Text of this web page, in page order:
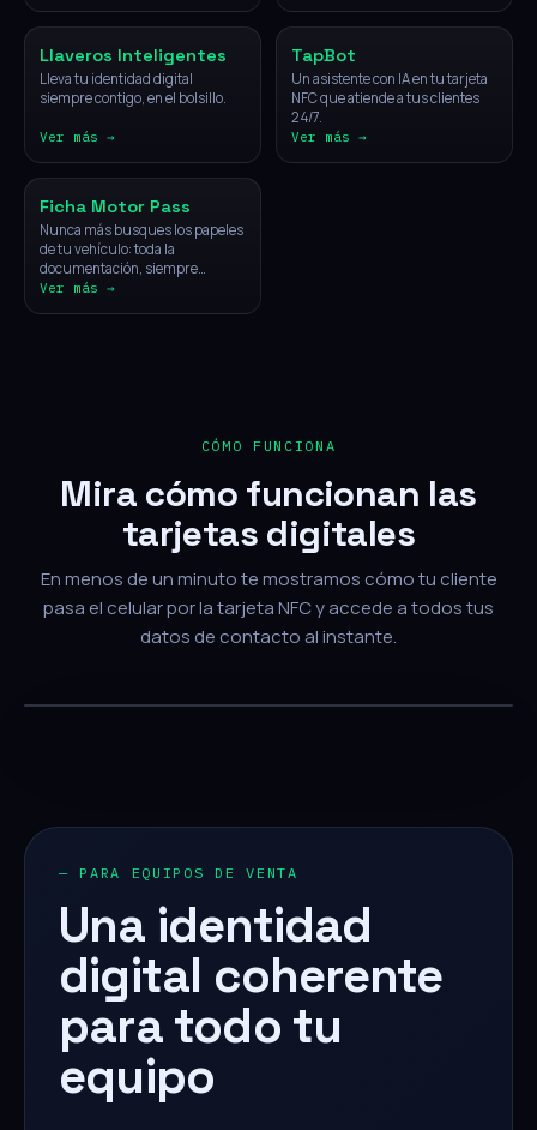
NFC
Llaveros Inteligentes
Lleva tu identidad digital
siempre contigo, en el bolsillo.
Ver más →
IA
TapBot
Un asistente con IA en tu tarjeta
NFC que atiende a tus clientes
24/7.
Ver más →
Vehículos
Ficha Motor Pass
Nunca más busques los papeles
de tu vehículo: toda la
documentación, siempre
disponible con un solo toque.
Ver más →
CÓMO FUNCIONA
Mira cómo funcionan las
tarjetas digitales
En menos de un minuto te mostramos cómo tu cliente
pasa el celular por la tarjeta NFC y accede a todos tus
datos de contacto al instante.
— PARA EQUIPOS DE VENTA
Una identidad
digital coherente
para todo tu
equipo